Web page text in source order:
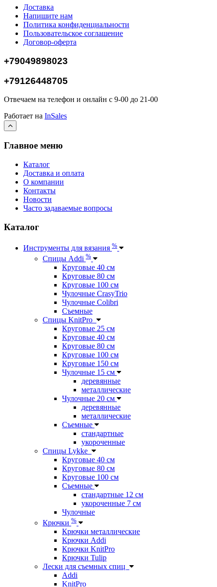
Доставка
Напишите нам
Политика конфиденциальности
Пользовательское соглашение
Договор-оферта
+79049898023
+79126448705
Отвечаем на телефон и онлайн с 9-00 до 21-00
Работает на InSales
Главное меню
Каталог
Доставка и оплата
О компании
Контакты
Новости
Часто задаваемые вопросы
Каталог
Инструменты для вязания %
Спицы Addi %
Круговые 40 см
Круговые 80 см
Круговые 100 см
Чулочные CrasyTrio
Чулочные Colibri
Съемные
Спицы KnitPro
Круговые 25 см
Круговые 40 см
Круговые 80 см
Круговые 100 см
Круговые 150 см
Чулочные 15 см
деревянные
металлические
Чулочные 20 см
деревянные
металлические
Съемные
стандартные
укороченные
Спицы Lykke
Круговые 40 см
Круговые 80 см
Круговые 100 см
Съемные
стандартные 12 см
укороченные 7 см
Чулочные
Крючки %
Крючки металлические
Крючки Addi
Крючки KnitPro
Крючки Tulip
Лески для съемных спиц
Addi
KnitPro